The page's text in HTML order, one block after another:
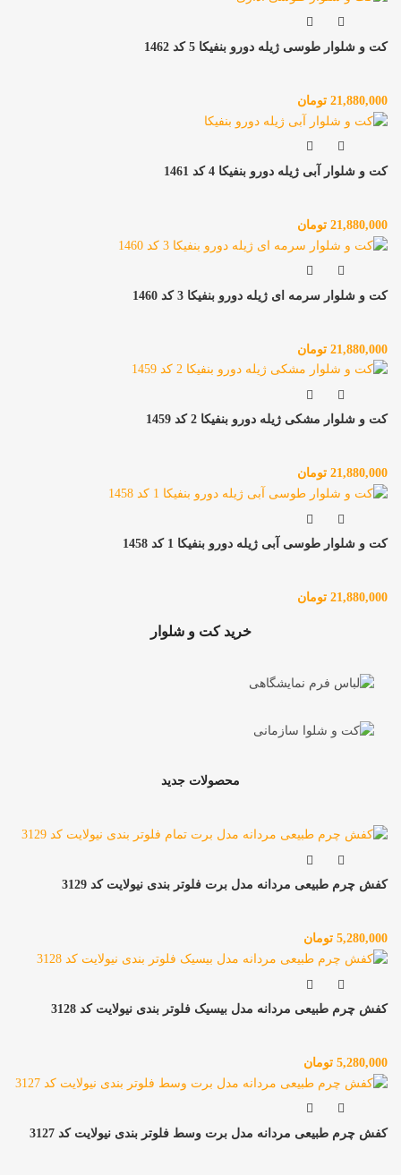
کت و شلوار طوسی ژیله دورو بنفیکا 5 کد 1462
21,880,000 تومان
کت و شلوار آبی ژیله دورو بنفیکا 4 کد 1461
21,880,000 تومان
کت و شلوار سرمه‌ ای ژیله دورو بنفیکا 3 کد 1460
21,880,000 تومان
کت و شلوار مشکی ژیله دورو بنفیکا 2 کد 1459
21,880,000 تومان
کت و شلوار طوسی آبی ژیله دورو بنفیکا 1 کد 1458
21,880,000 تومان
خرید کت و شلوار
محصولات جدید
کفش چرم طبیعی مردانه مدل برت فلوتر بندی نیولایت کد 3129
5,280,000 تومان
کفش چرم طبیعی مردانه مدل بیسیک فلوتر بندی نیولایت کد 3128
5,280,000 تومان
کفش چرم طبیعی مردانه مدل برت وسط فلوتر بندی نیولایت کد 3127